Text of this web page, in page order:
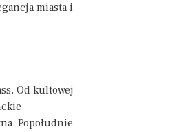
miasta i
Od kultowej
Popołudnie